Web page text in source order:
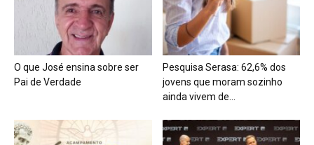
O que José ensina sobre ser
Pai de Verdade
Pesquisa Serasa: 62,6% dos
jovens que moram sozinho
ainda vivem de...